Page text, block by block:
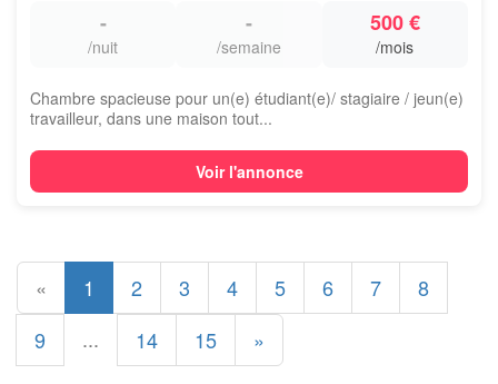
-
/nuit
-
/semaine
500 €
/mois
Chambre spacieuse pour un(e) étudiant(e)/ stagiaire / jeun(e)
travailleur, dans une maison tout...
Voir l'annonce
« 1 2 3 4 5 6 7
8
9
... 14 15 »